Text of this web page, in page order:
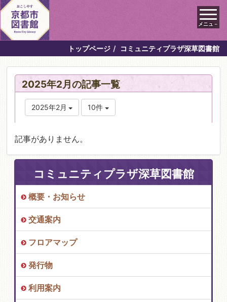
メニュ－
トップページ コミュニティプラザ深草図書館
2025年2月の記事一覧
2025年2月 10件
記事がありません。
コミュニティプラザ深草図書館
概要・お知らせ
交通案内
フロアマップ
発行物
利用案内